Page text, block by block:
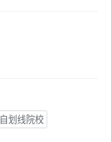
自划线院校